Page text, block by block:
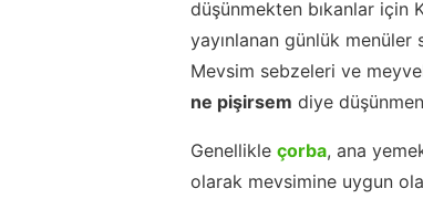
düşünmekten bıkanlar için
yayınlanan günlük menüler
Mevsim sebzeleri ve
ne pişirsem diye
Genellikle çorba, ana
olarak mevsimine uygun